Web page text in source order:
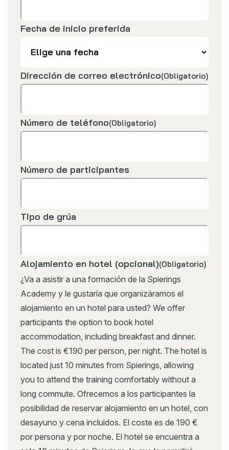
Fecha de inicio preferida
Dirección de correo electrónico(Obligatorio)
Número de teléfono(Obligatorio)
Número de participantes
Tipo de grúa
Alojamiento en hotel (opcional)(Obligatorio)
¿Va a asistir a una formación de la Spierings
Academy y le gustaría que organizáramos el
alojamiento en un hotel para usted? We offer
participants the option to book hotel
accommodation, including breakfast and dinner.
The cost is €190 per person, per night. The hotel is
located just 10 minutes from Spierings, allowing
you to attend the training comfortably without a
long commute. Ofrecemos a los participantes la
posibilidad de reservar alojamiento en un hotel, con
desayuno y cena incluidos. El coste es de 190 €
por persona y por noche. El hotel se encuentra a